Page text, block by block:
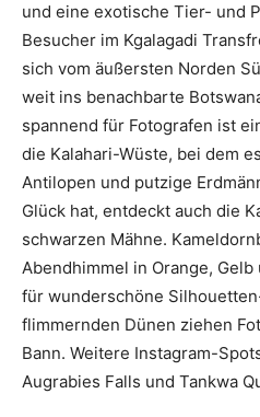
und eine exotische Tier- und
Besucher im Kgalagadi
sich vom äußersten Norden
weit ins benachbarte
spannend für Fotografen ist
die Kalahari-Wüste, bei dem
Antilopen und putzige
Glück hat, entdeckt auch die
schwarzen Mähne.
Abendhimmel in Orange,
für wunderschöne
flimmernden Dünen ziehen
Bann. Weitere Instagram-
Augrabies Falls und Tankwa